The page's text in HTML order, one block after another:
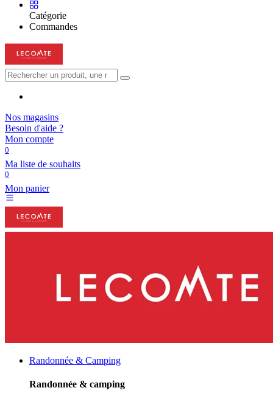
Catégorie
Commandes
Nos magasins
Besoin d'aide ?
Mon compte
0
Ma liste de souhaits
0
Mon panier
Randonnée & Camping
Randonnée & camping